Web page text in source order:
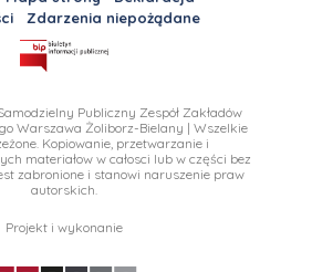
Zdarzenia niepożądane
Publiczny Zespół Zakładów
Warszawa Żoliborz-Bielany | Wszelkie
Kopiowanie, przetwarzanie i
materiałow w całosci lub w części bez
zabronione i stanowi naruszenie praw
autorskich.
Projekt i wykonanie